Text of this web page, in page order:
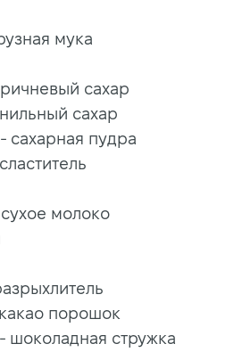
мука
сахар
сахар
сахарная пудра
молоко
порошок
шоколадная стружка